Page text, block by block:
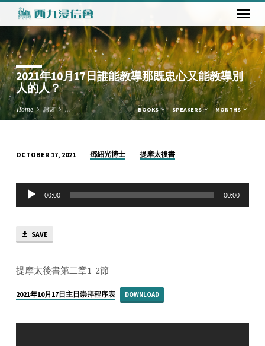
2021年10月17日誰能教導那既忠心又能教導別
人的人？
Home 講道 … BOOKS SPEAKERS MONTHS
年
10
月
日
能
導
既
OCTOBER 17, 2021 鄧紹光博士 提摩太後書
Audio
Player
00:00 00:00
SAVE
提摩太後書第二章1-2節
2021年10月17日主日崇拜程序表 DOWNLOAD